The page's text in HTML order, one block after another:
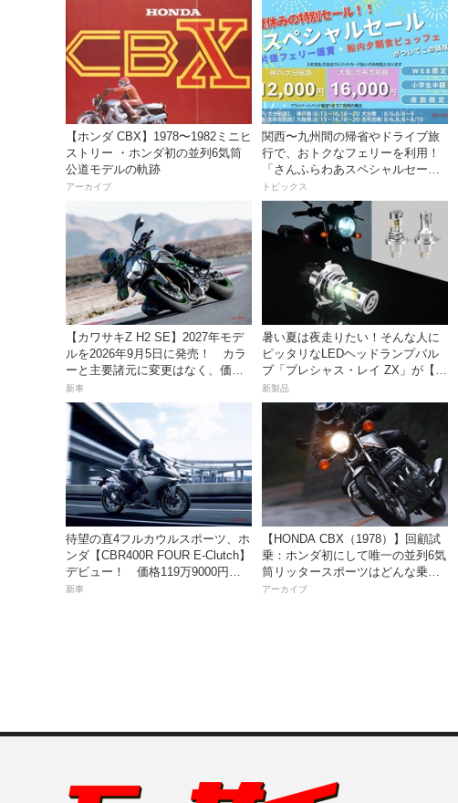
【ホンダ CBX】1978〜1982ミニヒ
ストリー ・ホンダ初の並列6気筒
公道モデルの軌跡
アーカイブ
関西〜九州間の帰省やドライブ旅
行で、おトクなフェリーを利用！
「さんふらわあスペシャルセー
ル」を期間限定で販売開始
トピックス
【カワサキZ H2 SE】2027年モデ
ルを2026年9月5日に発売！ カラ
ーと主要諸元に変更はなく、価格
は据え置きの247万5000円！
新車
暑い夏は夜走りたい！そんな人に
ピッタリなLEDヘッドランプバル
ブ「プレシャス・レイ ZX」が【デ
イトナ】から登場
新製品
待望の直4フルカウルスポーツ、ホ
ンダ【CBR400R FOUR E-Clutch】
デビュー！ 価格119万9000円で9
月18日発売。
新車
【HONDA CBX（1978）】回顧試
乗：ホンダ初にして唯一の並列6気
筒リッタースポーツはどんな乗り
味だったのか？
アーカイブ